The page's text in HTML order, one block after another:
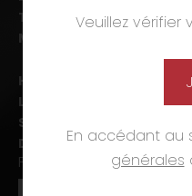
Veuillez
En accédant au
générales
Tél. :
03 89 46 50 35
Mail :
Horaires d’ouverture :
Lun-ven. :
09h00-12h00
Sam. :
Dim. et jours fériés :
PAIEMENTS